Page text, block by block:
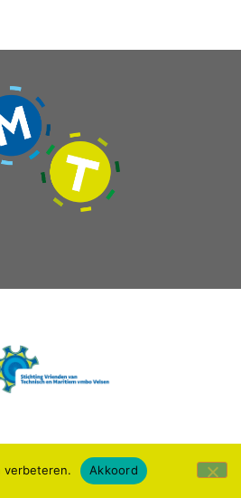
Webdesign: IDV media
verbeteren. Akkoord